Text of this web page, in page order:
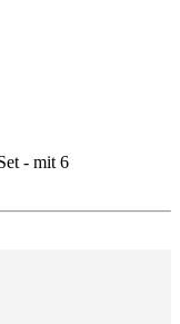
- mit 6